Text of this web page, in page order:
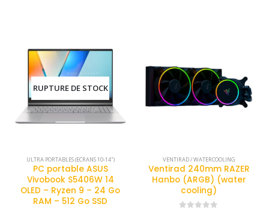
RUPTURE DE STOCK
ULTRA PORTABLES (ECRANS 10-14")
PC portable ASUS
Vivobook S5406W 14
OLED – Ryzen 9 – 24 Go
RAM – 512 Go SSD
VENTIRAD / WATERCOOLING
Ventirad 240mm RAZER
Hanbo (ARGB) (water
cooling)